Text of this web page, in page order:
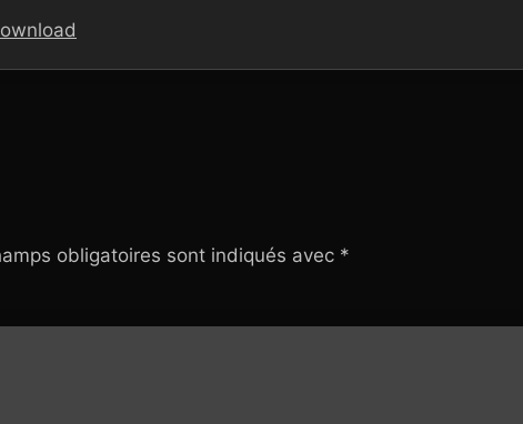
obligatoires sont indiqués avec *